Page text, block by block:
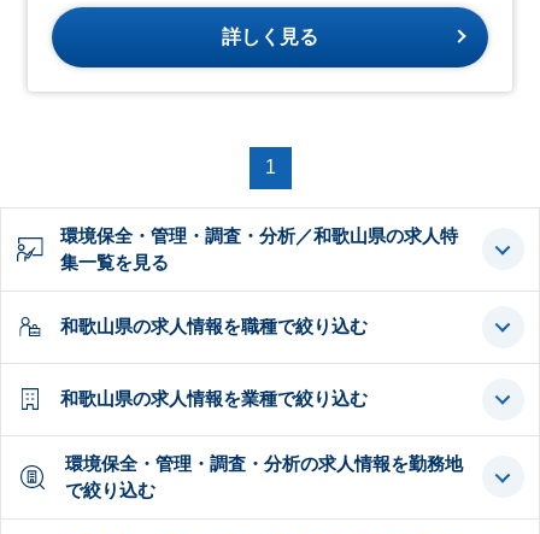
詳しく見る
1
環境保全・管理・調査・分析／和歌山県の求人特
集一覧を見る
和歌山県の求人情報を職種で絞り込む
和歌山県の求人情報を業種で絞り込む
環境保全・管理・調査・分析の求人情報を勤務地
で絞り込む